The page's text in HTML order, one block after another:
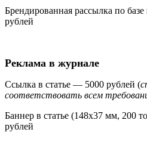
Брендированная рассылка по
рублей
Реклама в журнале
Ссылка в статье — 5000 рублей (
соответствовать всем
Баннер в статье (148х37 мм, 200
рублей